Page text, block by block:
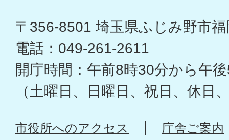
〒356-8501 埼玉県ふじみ野市
電話：049-261-2611
開庁時間：午前8時30分から午
（土曜日、日曜日、祝日、休日
市役所へのアクセス
庁舎ご案内